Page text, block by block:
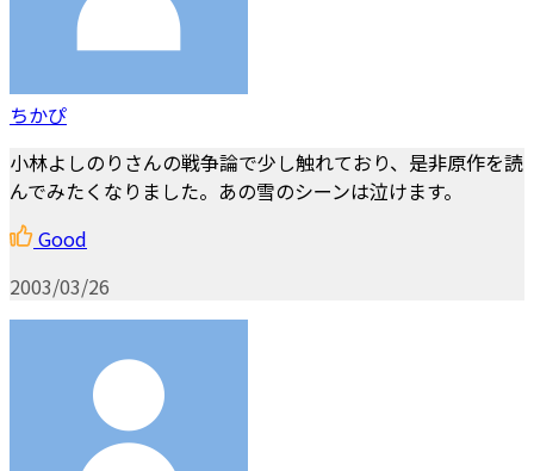
ちかぴ
小林よしのりさんの戦争論で少し触れており、是非原作を読
んでみたくなりました。あの雪のシーンは泣けます。
Good
2003/03/26